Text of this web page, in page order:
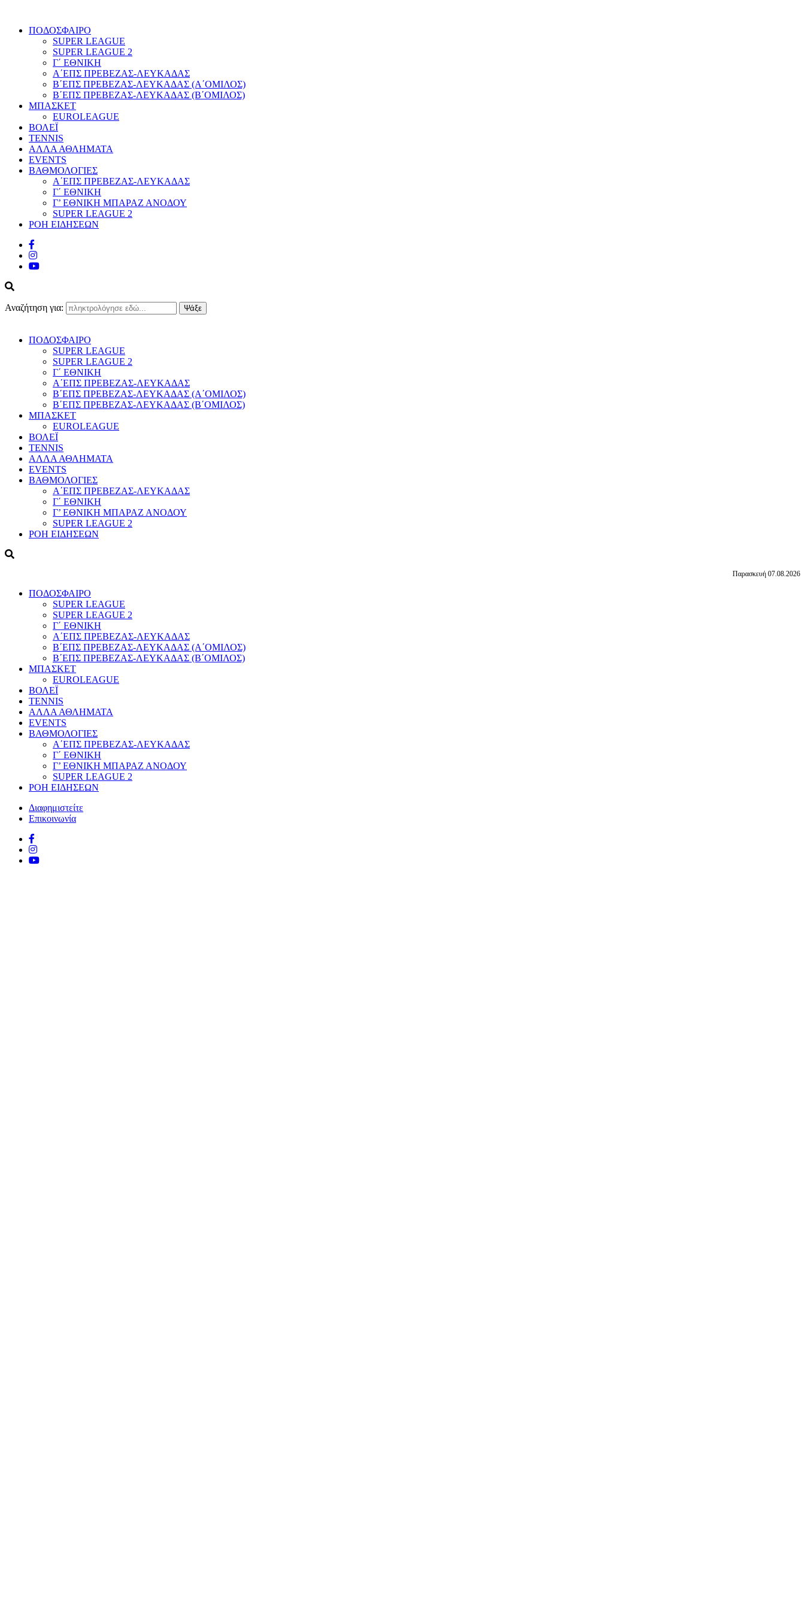
ΠΟΔΟΣΦΑΙΡΟ
SUPER LEAGUE
SUPER LEAGUE 2
Γ΄ ΕΘΝΙΚΗ
Α΄ΕΠΣ ΠΡΕΒΕΖΑΣ-ΛΕΥΚΑΔΑΣ
Β΄ΕΠΣ ΠΡΕΒΕΖΑΣ-ΛΕΥΚΑΔΑΣ (Α΄ΟΜΙΛΟΣ)
Β΄ΕΠΣ ΠΡΕΒΕΖΑΣ-ΛΕΥΚΑΔΑΣ (Β΄ΟΜΙΛΟΣ)
ΜΠΑΣΚΕΤ
EUROLEAGUE
ΒΟΛΕΪ
TENNIS
ΑΛΛΑ ΑΘΛΗΜΑΤΑ
EVENTS
ΒΑΘΜΟΛΟΓΙΕΣ
Α΄ΕΠΣ ΠΡΕΒΕΖΑΣ-ΛΕΥΚΑΔΑΣ
Γ΄ ΕΘΝΙΚΗ
Γ’ ΕΘΝΙΚΗ ΜΠΑΡΑΖ ΑΝΟΔΟΥ
SUPER LEAGUE 2
ΡΟΗ ΕΙΔΗΣΕΩΝ
Αναζήτηση για:
ΠΟΔΟΣΦΑΙΡΟ
SUPER LEAGUE
SUPER LEAGUE 2
Γ΄ ΕΘΝΙΚΗ
Α΄ΕΠΣ ΠΡΕΒΕΖΑΣ-ΛΕΥΚΑΔΑΣ
Β΄ΕΠΣ ΠΡΕΒΕΖΑΣ-ΛΕΥΚΑΔΑΣ (Α΄ΟΜΙΛΟΣ)
Β΄ΕΠΣ ΠΡΕΒΕΖΑΣ-ΛΕΥΚΑΔΑΣ (Β΄ΟΜΙΛΟΣ)
ΜΠΑΣΚΕΤ
EUROLEAGUE
ΒΟΛΕΪ
TENNIS
ΑΛΛΑ ΑΘΛΗΜΑΤΑ
EVENTS
ΒΑΘΜΟΛΟΓΙΕΣ
Α΄ΕΠΣ ΠΡΕΒΕΖΑΣ-ΛΕΥΚΑΔΑΣ
Γ΄ ΕΘΝΙΚΗ
Γ’ ΕΘΝΙΚΗ ΜΠΑΡΑΖ ΑΝΟΔΟΥ
SUPER LEAGUE 2
ΡΟΗ ΕΙΔΗΣΕΩΝ
Παρασκευή 07.08.2026
ΠΟΔΟΣΦΑΙΡΟ
SUPER LEAGUE
SUPER LEAGUE 2
Γ΄ ΕΘΝΙΚΗ
Α΄ΕΠΣ ΠΡΕΒΕΖΑΣ-ΛΕΥΚΑΔΑΣ
Β΄ΕΠΣ ΠΡΕΒΕΖΑΣ-ΛΕΥΚΑΔΑΣ (Α΄ΟΜΙΛΟΣ)
Β΄ΕΠΣ ΠΡΕΒΕΖΑΣ-ΛΕΥΚΑΔΑΣ (Β΄ΟΜΙΛΟΣ)
ΜΠΑΣΚΕΤ
EUROLEAGUE
ΒΟΛΕΪ
TENNIS
ΑΛΛΑ ΑΘΛΗΜΑΤΑ
EVENTS
ΒΑΘΜΟΛΟΓΙΕΣ
Α΄ΕΠΣ ΠΡΕΒΕΖΑΣ-ΛΕΥΚΑΔΑΣ
Γ΄ ΕΘΝΙΚΗ
Γ’ ΕΘΝΙΚΗ ΜΠΑΡΑΖ ΑΝΟΔΟΥ
SUPER LEAGUE 2
ΡΟΗ ΕΙΔΗΣΕΩΝ
Διαφημιστείτε
Επικοινωνία